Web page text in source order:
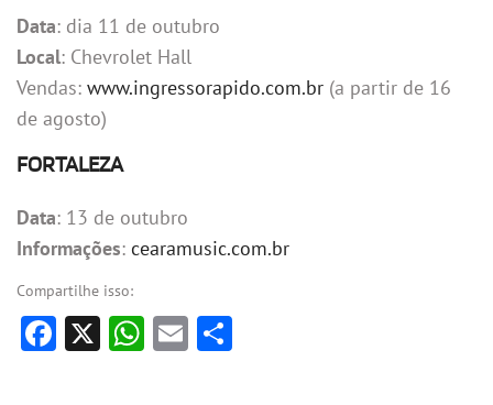
Data: dia 11 de outubro
Local: Chevrolet Hall
Vendas: www.ingressorapido.com.br (a partir de 16
de agosto)
FORTALEZA
Data: 13 de outubro
Informações: cearamusic.com.br
Compartilhe isso:
Facebook
X WhatsApp
Email